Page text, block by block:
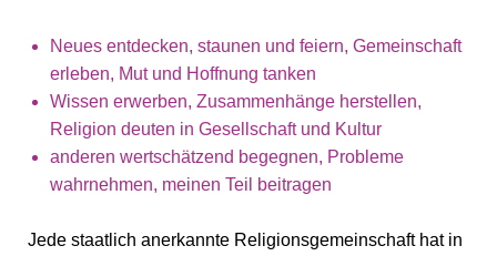
Neues entdecken, staunen und feiern, Gemeinschaft
erleben, Mut und Hoffnung tanken
Wissen erwerben, Zusammenhänge herstellen,
Religion deuten in Gesellschaft und Kultur
anderen wertschätzend begegnen, Probleme
wahrnehmen, meinen Teil beitragen
Jede staatlich anerkannte Religionsgemeinschaft hat in